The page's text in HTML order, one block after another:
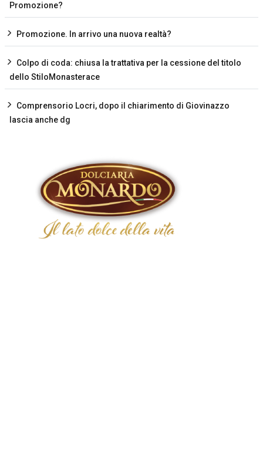
Promozione?
Promozione. In arrivo una nuova realtà?
Colpo di coda: chiusa la trattativa per la cessione del titolo
dello StiloMonasterace
Comprensorio Locri, dopo il chiarimento di Giovinazzo
lascia anche dg